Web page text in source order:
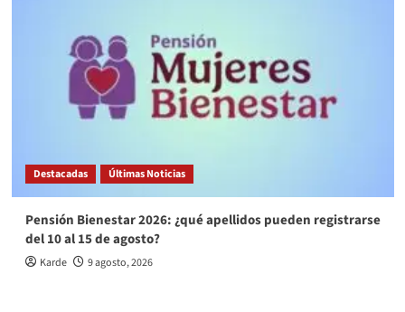
Destacadas Últimas Noticias
Pensión Bienestar 2026: ¿qué apellidos pueden registrarse
del 10 al 15 de agosto?
Karde 9 agosto, 2026